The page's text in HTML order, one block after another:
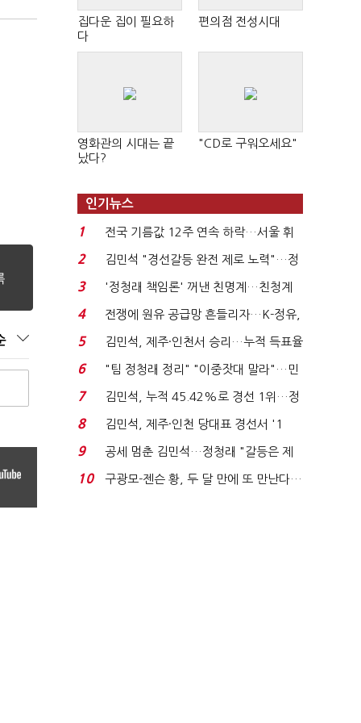
집다운 집이 필요하
다
편의점 전성시대
영화관의 시대는 끝
났다?
"CD로 구워오세요"
인기뉴스
1
전국 기름값 12주 연속 하락…서울 휘
발윳값 1909원...
2
김민석 "경선갈등 완전 제로 노력"…정
청래 "반명 공세 사...
3
'정청래 책임론' 꺼낸 친명계…친청계
는 추가투표 때리기...
4
전쟁에 원유 공급망 흔들리자…K-정유,
에너지안보 핵심...
5
김민석, 제주·인천서 승리…누적 득표율
'1위 탈환'(종합)...
6
"팀 정청래 정리" "이중잣대 말라"…민
주 최고위원 계파 다...
7
김민석, 누적 45.42%로 경선 1위…정
청래와 격차 0.86%p(...
8
김민석, 제주·인천 당대표 경선서 '1
위'(1보)...
9
공세 멈춘 김민석…정청래 "갈등은 제
가 수습"
10
구광모-젠슨 황, 두 달 만에 또 만난다…